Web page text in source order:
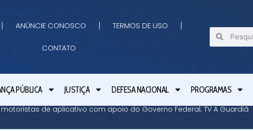
ANÚNCIE CONOSCO TERMOS DE USO
CONTATO
PÚBLICA JUSTIÇA DEFESA NACIONAL PROGRAMAS
de aplicativo com apoio do Governo Federal; TV A Guardiã